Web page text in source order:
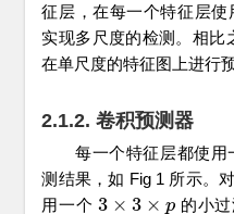
征层，在每一个特征层使
实现多尺度的检测。相比
在单尺度的特征图上进行预
2.1.2. 卷积预测器
每一个特征层都使用
测结果，如 Fig 1 所示。
用一个 3 × 3 × p
3×3 ×p 的小